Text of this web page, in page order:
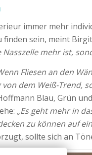
immer mehr
finden sein, meint
mehr ist,
Fliesen an den
dem Weiß-Trend,
Blau, Grün
„Es geht mehr in
zu können auf
sollte sich an